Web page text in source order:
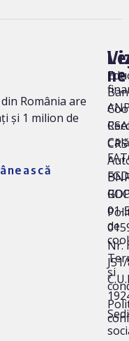
România are
și 1 milion de
ne
01-
Nr.
de
și